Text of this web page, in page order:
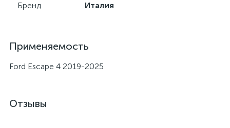
Бренд
Италия
Применяемость
Ford Escape 4 2019-2025
Отзывы